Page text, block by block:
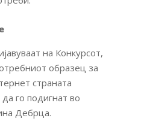
на Конкурсот,
образец за
страната
го подигнат во
Дебрца.